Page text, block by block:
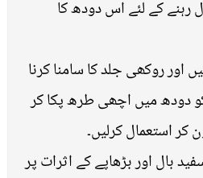
رہنے کے لئے اس دودھ کا
اور روکھی جلد کا سامنا کرنا
دودھ میں اچھی طرھ پکا کر
کر استعمال کرلیں۔
بال اور بڑھاپے کے اثرات پر